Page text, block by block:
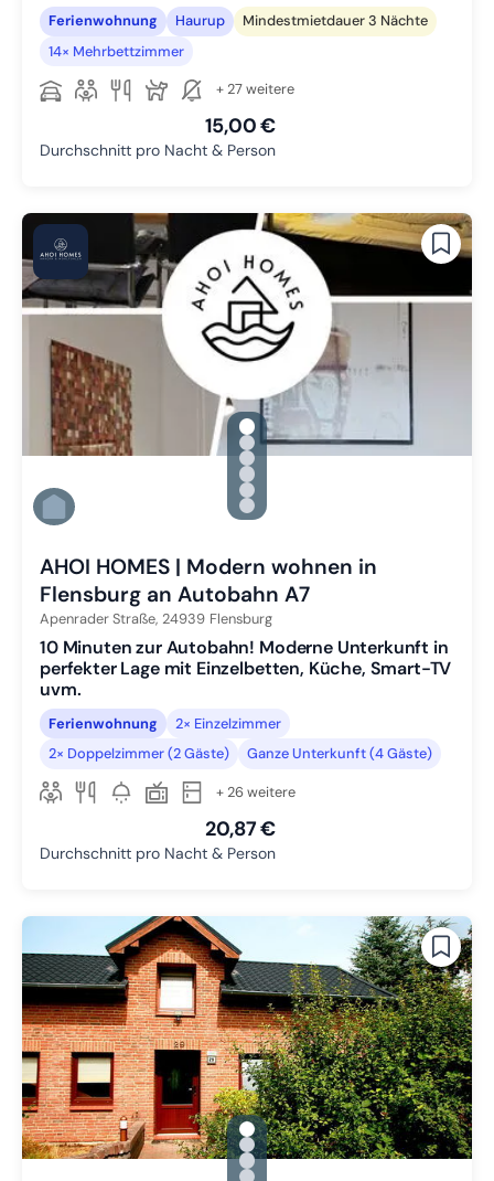
Ferienwohnung Haurup
Mindestmietdauer 3 Nächte
14× Mehrbettzimmer
+ 27 weitere
15,00 €
Durchschnitt pro Nacht & Person
gallery.slide_selector
Zu Slide 1 wechseln
Zu Slide 2 wechseln
Zu Slide 3 wechseln
Zu Slide 4 wechseln
Zu Slide 5 wechseln
Zu Slide 6 wechseln
AHOI HOMES | Modern wohnen in
Flensburg an Autobahn A7
Apenrader Straße, 24939 Flensburg
10 Minuten zur Autobahn! Moderne Unterkunft in
perfekter Lage mit Einzelbetten, Küche, Smart-TV
uvm.
Ferienwohnung
2× Einzelzimmer
2× Doppelzimmer (2 Gäste)
Ganze Unterkunft (4 Gäste)
+ 26 weitere
20,87 €
Durchschnitt pro Nacht & Person
gallery.slide_selector
Zu Slide 1 wechseln
Zu Slide 2 wechseln